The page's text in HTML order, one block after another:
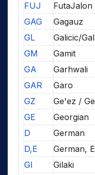
FUJ
GAG
Gagauz
GL
Galicic/
GM
Gamit
GA
Garhwali
GAR
Garo
GZ
Ge'ez /
GE
Georgian
D
German
D,E
German,
GI
Gilaki